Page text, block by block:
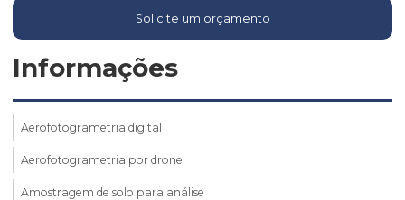
Solicite um orçamento
Informações
Aerofotogrametria digital
Aerofotogrametria por drone
Amostragem de solo para análise